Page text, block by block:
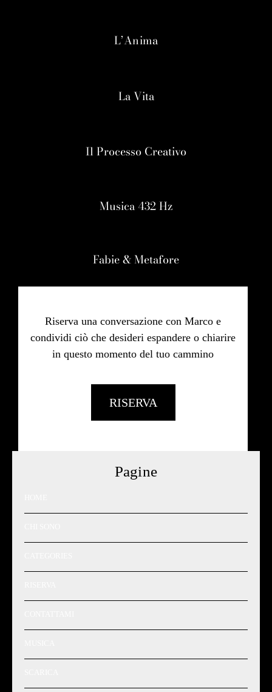
L’Anima
La Vita
Il Processo Creativo
Musica 432 Hz
Fabie & Metafore
Riserva una conversazione con Marco e
condividi ciò che desideri espandere o chiarire
in questo momento del tuo cammino
RISERVA
Pagine